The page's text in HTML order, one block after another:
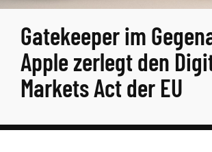
Gatekeeper im
Apple zerlegt den
Markets Act der EU